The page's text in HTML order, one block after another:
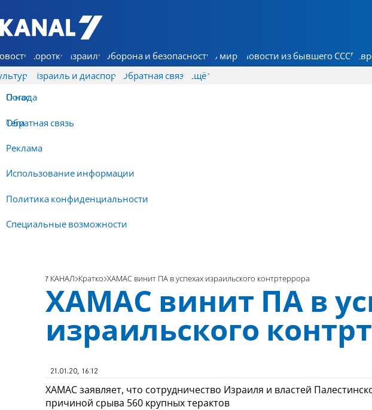
7 КАНАЛ - Аруц Шева
Коротко Израиль Оборона и безопасность В мире Новости из бывшего СССР
Израиль и диаспора Обратная связь
О нас
Обратная связь
Реклама
Использование информации
Политика конфиденциальности
Специальные возможности
Ещё
Погода
Теги
7 КАНАЛ Кратко ХАМАС винит ПА в успехах израильского контртеррора
ХАМАС винит ПА в
израильского
21.01.20, 16:12
ХАМАС заявляет, что сотрудничество Израиля и властей
причиной срыва 560 крупных терактов